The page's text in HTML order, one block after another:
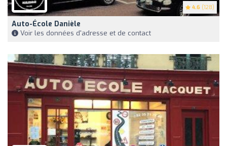
4.6 (128)
Auto-École Danièle
Voir les données d'adresse et de contact